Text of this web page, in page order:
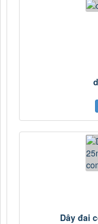
Dây đai